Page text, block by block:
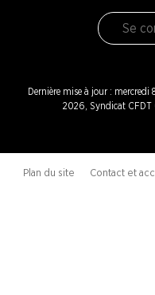
Se
Dernière mise à jour :
2026, Syndicat CFDT
Plan du site Contact et